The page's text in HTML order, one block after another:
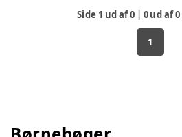
Side 1 ud af0 | 0ud af0
1